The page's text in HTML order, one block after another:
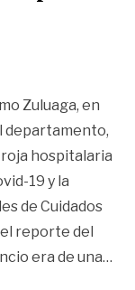
Zuluaga, en
departamento,
hospitalaria
19 y la
de Cuidados
el reporte del
era de una…